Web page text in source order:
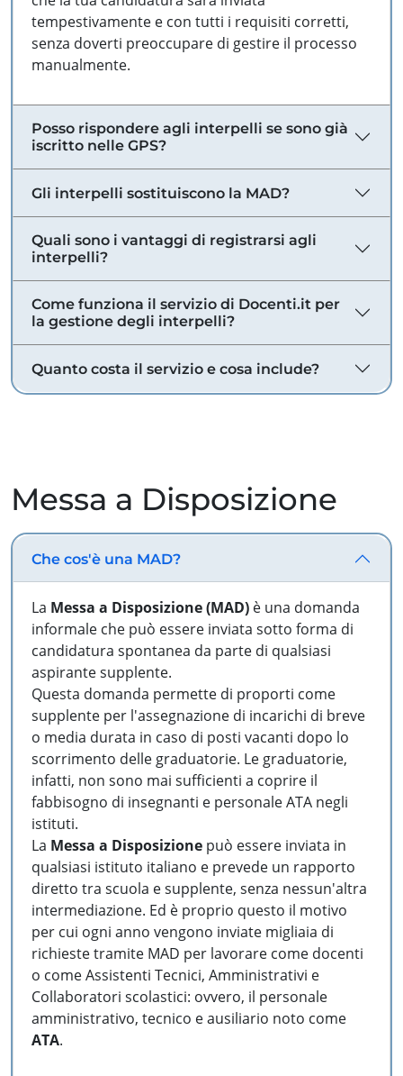
tempestivamente e con tutti i requisiti corretti,
senza doverti preoccupare di gestire il processo
manualmente.
Posso rispondere agli interpelli se sono già
iscritto nelle GPS?
Gli interpelli sostituiscono la MAD?
Quali sono i vantaggi di registrarsi agli
interpelli?
Come funziona il servizio di Docenti.it per
la gestione degli interpelli?
Quanto costa il servizio e cosa include?
Messa a Disposizione
Che cos'è una MAD?
La Messa a Disposizione (MAD) è una domanda
informale che può essere inviata sotto forma di
candidatura spontanea da parte di qualsiasi
aspirante supplente.
Questa domanda permette di proporti come
supplente per l'assegnazione di incarichi di breve
o media durata in caso di posti vacanti dopo lo
scorrimento delle graduatorie. Le graduatorie,
infatti, non sono mai sufficienti a coprire il
fabbisogno di insegnanti e personale ATA negli
istituti.
La Messa a Disposizione può essere inviata in
qualsiasi istituto italiano e prevede un rapporto
diretto tra scuola e supplente, senza nessun'altra
intermediazione. Ed è proprio questo il motivo
per cui ogni anno vengono inviate migliaia di
richieste tramite MAD per lavorare come docenti
o come Assistenti Tecnici, Amministrativi e
Collaboratori scolastici: ovvero, il personale
amministrativo, tecnico e ausiliario noto come
ATA.